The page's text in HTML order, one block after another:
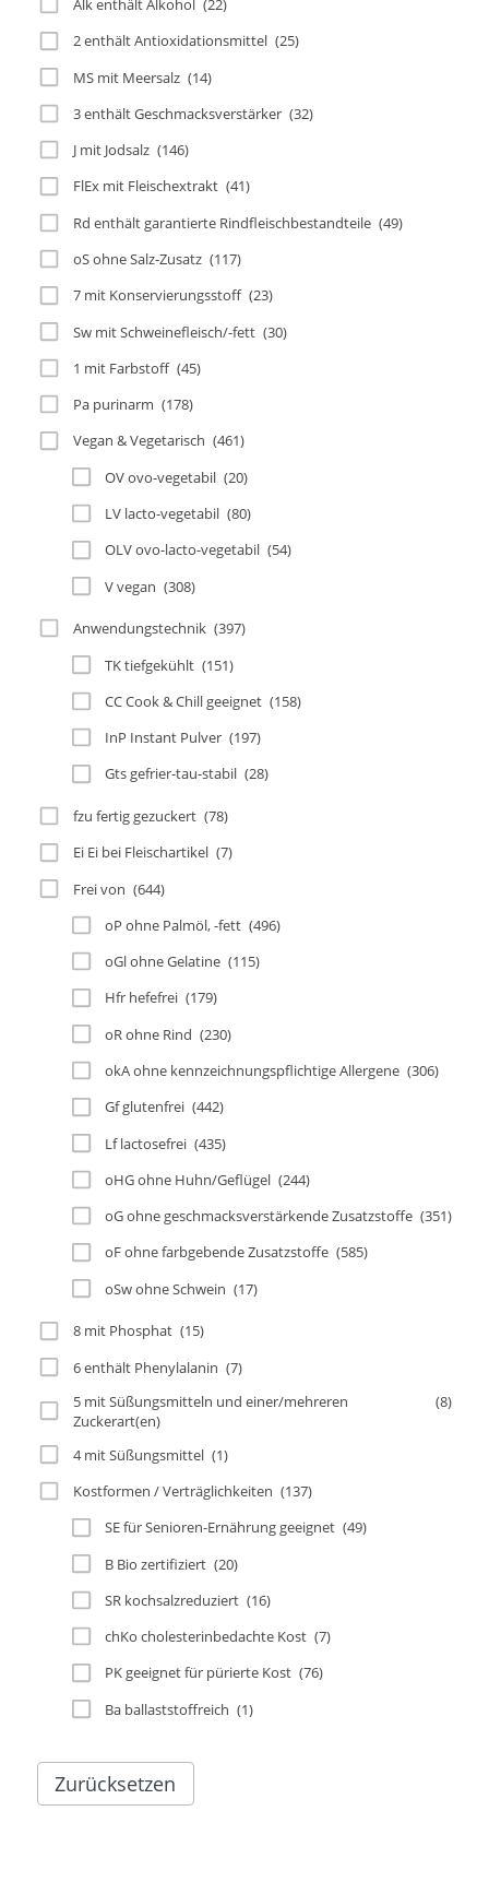
Alk enthält Alkohol
(22)
2 enthält Antioxidationsmittel (25)
MS mit Meersalz (14)
3 enthält Geschmacksverstärker (32)
J mit Jodsalz (146)
FlEx mit Fleischextrakt (41)
Rd enthält garantierte Rindfleischbestandteile (49)
oS ohne Salz-Zusatz (117)
7 mit Konservierungsstoff (23)
Sw mit Schweinefleisch/-fett (30)
1 mit Farbstoff (45)
Pa purinarm (178)
Vegan & Vegetarisch (461)
OV ovo-vegetabil (20)
LV lacto-vegetabil (80)
OLV ovo-lacto-vegetabil (54)
V vegan (308)
Anwendungstechnik (397)
TK tiefgekühlt (151)
CC Cook & Chill geeignet (158)
InP Instant Pulver (197)
Gts gefrier-tau-stabil (28)
fzu fertig gezuckert (78)
Ei Ei bei Fleischartikel (7)
Frei von (644)
oP ohne Palmöl, -fett (496)
oGl ohne Gelatine (115)
Hfr hefefrei (179)
oR ohne Rind (230)
okA ohne kennzeichnungspflichtige Allergene (306)
Gf glutenfrei (442)
Lf lactosefrei (435)
oHG ohne Huhn/Geflügel (244)
oG ohne geschmacksverstärkende Zusatzstoffe (351)
oF ohne farbgebende Zusatzstoffe (585)
oSw ohne Schwein (17)
8 mit Phosphat (15)
6 enthält Phenylalanin (7)
5 mit Süßungsmitteln und einer/mehreren
Zuckerart(en)
(8)
4 mit Süßungsmittel (1)
Kostformen / Verträglichkeiten (137)
SE für Senioren-Ernährung geeignet (49)
B Bio zertifiziert (20)
SR kochsalzreduziert (16)
chKo cholesterinbedachte Kost (7)
PK geeignet für pürierte Kost (76)
Ba ballaststoffreich (1)
Zurücksetzen